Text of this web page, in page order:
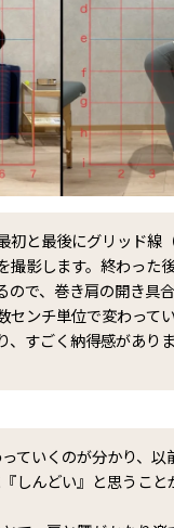
初と最後にグリッド線
撮影します。終わった
ので、巻き肩の開き具
センチ単位で変わって
、すごく納得感があり
ていくのが分かり、以
しんどい』と思うこと